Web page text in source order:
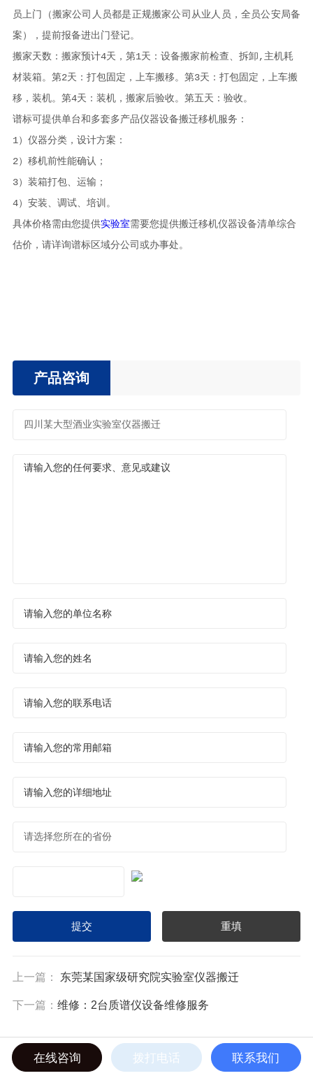
员上门（搬家公司人员都是正规搬家公司从业人员，全员公安局备
案），提前报备进出门登记。
搬家天数：搬家预计4天，第1天：设备搬家前检查、拆卸,主机耗
材装箱。第2天：打包固定，上车搬移。第3天：打包固定，上车搬
移，装机。第4天：装机，搬家后验收。第五天：验收。
谱标可提供单台和多套多产品仪器设备搬迁移机服务：
1）仪器分类，设计方案：
2）移机前性能确认；
3）装箱打包、运输；
4）安装、调试、培训。
具体价格需由您提供实验室需要您提供搬迁移机仪器设备清单综合
估价，请详询谱标区域分公司或办事处。
产品咨询
上一篇： 东莞某国家级研究院实验室仪器搬迁
下一篇： 维修：2台质谱仪设备维修服务
在线咨询 拨打电话 联系我们